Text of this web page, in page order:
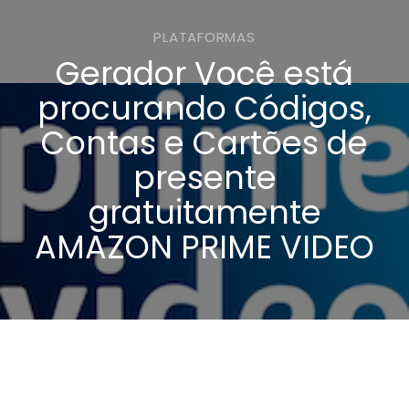
PLATAFORMAS
Gerador Você está
procurando Códigos,
Contas e Cartões de
presente
gratuitamente
AMAZON PRIME VIDEO